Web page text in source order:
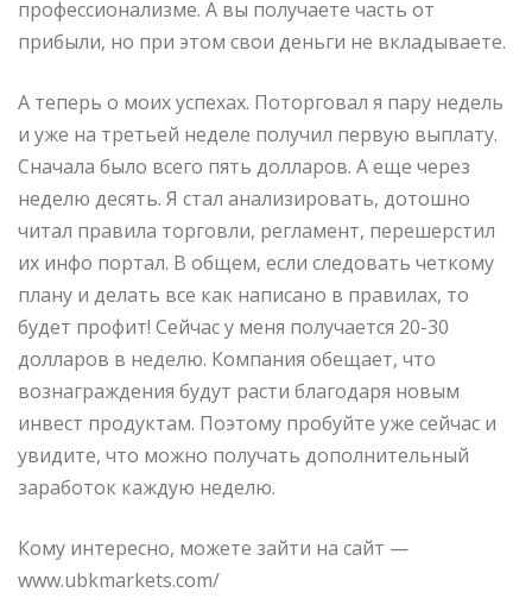
профессионализме. А вы получаете часть от
прибыли, но при этом свои деньги не вкладываете.
А теперь о моих успехах. Поторговал я пару недель
и уже на третьей неделе получил первую выплату.
Сначала было всего пять долларов. А еще через
неделю десять. Я стал анализировать, дотошно
читал правила торговли, регламент, перешерстил
их инфо портал. В общем, если следовать четкому
плану и делать все как написано в правилах, то
будет профит! Сейчас у меня получается 20-30
долларов в неделю. Компания обещает, что
вознаграждения будут расти благодаря новым
инвест продуктам. Поэтому пробуйте уже сейчас и
увидите, что можно получать дополнительный
заработок каждую неделю.
Кому интересно, можете зайти на сайт —
www.ubkmarkets.com/